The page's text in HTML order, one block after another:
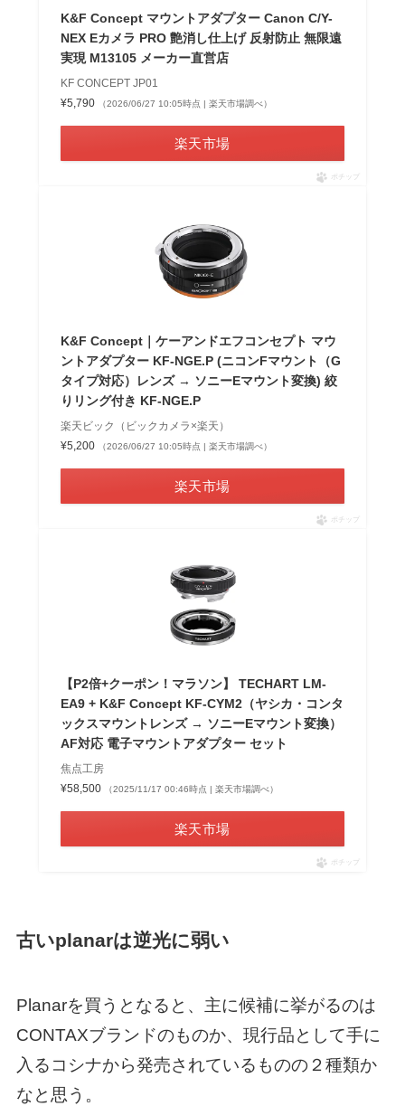
K&F Concept マウントアダプター Canon C/Y-
NEX Eカメラ PRO 艶消し仕上げ 反射防止 無限遠
実現 M13105 メーカー直営店
KF CONCEPT JP01
¥5,790
（2026/06/27 10:05時点 | 楽天市場調べ）
楽天市場
ポチップ
K&F Concept｜ケーアンドエフコンセプト マウ
ントアダプター KF-NGE.P (ニコンFマウント（G
タイプ対応）レンズ → ソニーEマウント変換) 絞
りリング付き KF-NGE.P
楽天ビック（ビックカメラ×楽天）
¥5,200
（2026/06/27 10:05時点 | 楽天市場調べ）
楽天市場
ポチップ
【P2倍+クーポン！マラソン】 TECHART LM-
EA9 + K&F Concept KF-CYM2（ヤシカ・コンタ
ックスマウントレンズ → ソニーEマウント変換）
AF対応 電子マウントアダプター セット
焦点工房
¥58,500
（2025/11/17 00:46時点 | 楽天市場調べ）
楽天市場
ポチップ
古いplanarは逆光に弱い
Planarを買うとなると、主に候補に挙がるのは
CONTAXブランドのものか、現行品として手に
入るコシナから発売されているものの２種類か
なと思う。